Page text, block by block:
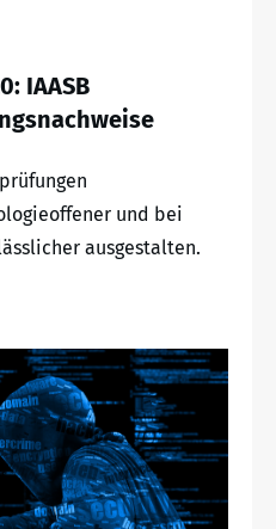
IAASB
und bei
ausgestalten.